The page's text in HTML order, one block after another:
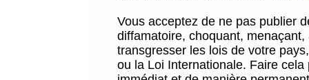
Vous acceptez de ne pas publier
diffamatoire, choquant,
transgresser les lois de votre
ou la Loi Internationale. Faire